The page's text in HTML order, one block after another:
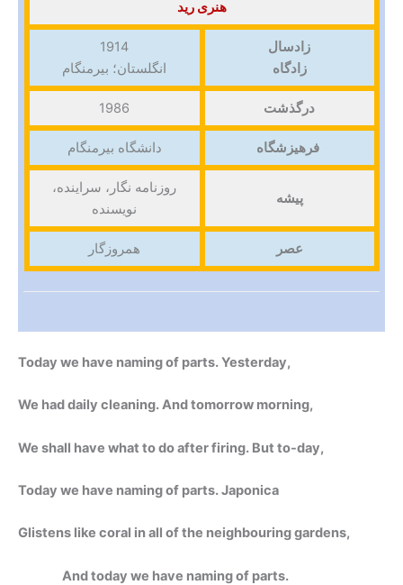
هنری رید
زادسال
زادگاه
1914
انگلستان؛ بیرمنگام
درگذشت 1986
فرهیزشگاه دانشگاه بیرمنگام
پیشه
روزنامه نگار، سراینده،
نویسنده
عصر همروزگار
Today we have naming of parts. Yesterday,
We had daily cleaning. And tomorrow morning,
We shall have what to do after firing. But to-day,
Today we have naming of parts. Japonica
Glistens like coral in all of the neighbouring gardens,
And today we have naming of parts.